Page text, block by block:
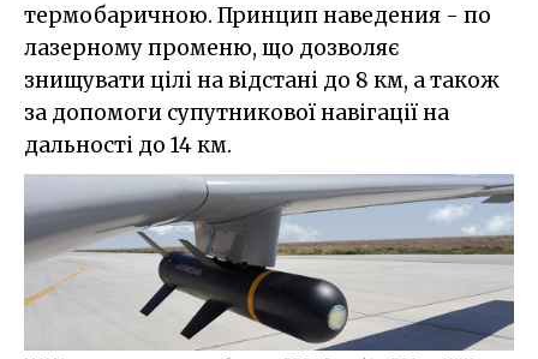
термобаричною. Принцип наведения - по
лазерному променю, що дозволяє
знищувати цілі на відстані до 8 км, а також
за допомоги супутникової навігації на
дальності до 14 км.